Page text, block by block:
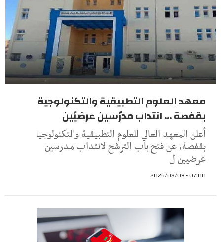
معهد العلوم التطبيقية والتكنولوجية
بقفصة ... انتداب مدرّسين عرضيّين
أعلن المعهد العالي للعلوم التطبيقية والتكنولوجيا
بقفصة، عن فتح باب الترشح لانتداب مدرسين
عرضيين ل
07:00 - 2026/08/09